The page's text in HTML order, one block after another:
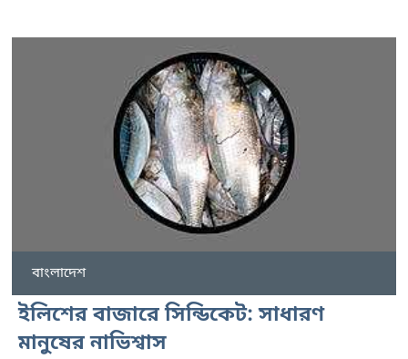
বাংলাদেশ
ইলিশের বাজারে সিন্ডিকেট: সাধারণ
মানুষের নাভিশ্বাস